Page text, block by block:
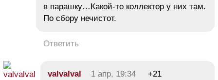
в парашку…Какой-то коллектор у них там.
По сбору нечистот.
Ответить
valvalval 1 апр, 19:34
+21